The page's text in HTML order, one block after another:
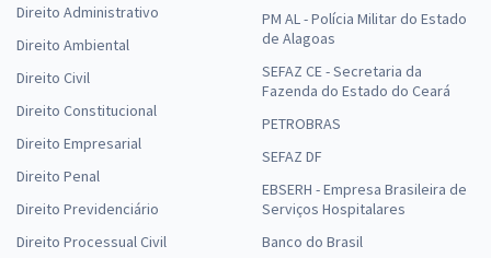
Direito Administrativo
Direito Ambiental
Direito Civil
Direito Constitucional
Direito Empresarial
Direito Penal
Direito Previdenciário
Direito Processual Civil
PM AL - Polícia Militar do Estado
de Alagoas
SEFAZ CE - Secretaria da
Fazenda do Estado do Ceará
PETROBRAS
SEFAZ DF
EBSERH - Empresa Brasileira de
Serviços Hospitalares
Banco do Brasil